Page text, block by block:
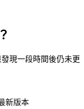
現一段時間後仍未更
新版本